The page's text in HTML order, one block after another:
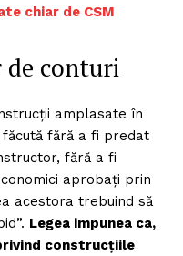
chiar de CSM
conturi
amplasate în
fără a fi predat
fără a fi
aprobați prin
acestora trebuind să
Legea impunea ca,
construcțiile